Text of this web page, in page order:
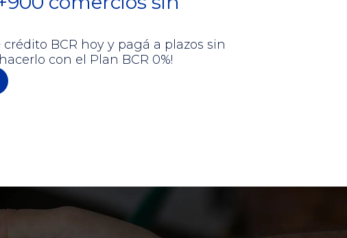
BCR hoy y pagá a plazos sin
con el Plan BCR 0%!